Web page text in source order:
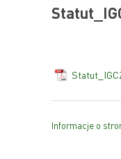
Informacje o